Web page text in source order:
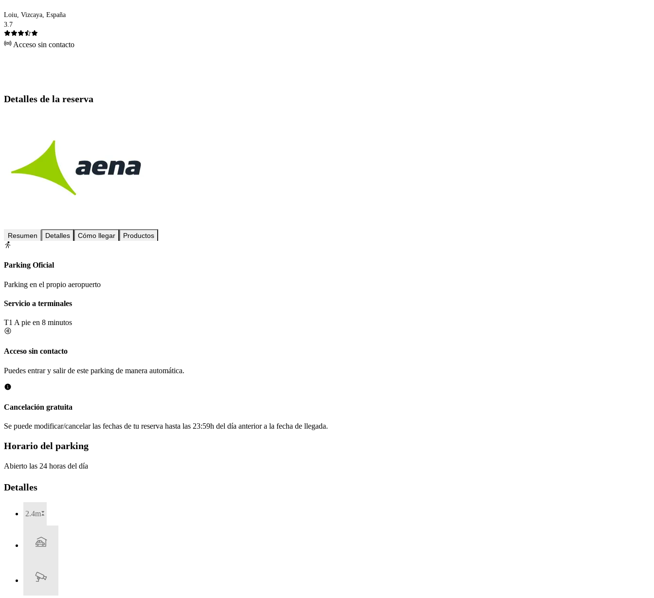
Loiu, Vizcaya, España
3.7
Acceso sin contacto
Detalles de la reserva
Resumen Detalles Cómo llegar Productos
Parking Oficial
Parking en el propio aeropuerto
Servicio a terminales
T1 A pie en 8 minutos
Acceso sin contacto
Puedes entrar y salir de este parking de manera automática.
Cancelación gratuita
Se puede modificar/cancelar las fechas de tu reserva hasta las 23:59h del día anterior a la fecha de llegada.
Horario del parking
Abierto las 24 horas del día
Detalles
2.4m